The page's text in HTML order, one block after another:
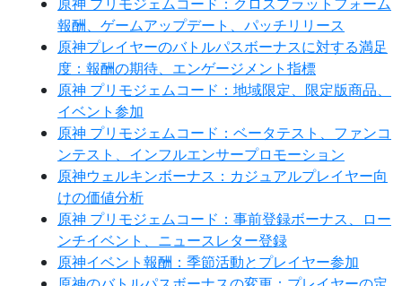
原神 プリモジェムコード：クロスプラットフォーム
報酬、ゲームアップデート、パッチリリース
原神プレイヤーのバトルパスボーナスに対する満足
度：報酬の期待、エンゲージメント指標
原神 プリモジェムコード：地域限定、限定版商品、
イベント参加
原神 プリモジェムコード：ベータテスト、ファンコ
ンテスト、インフルエンサープロモーション
原神ウェルキンボーナス：カジュアルプレイヤー向
けの価値分析
原神 プリモジェムコード：事前登録ボーナス、ロー
ンチイベント、ニュースレター登録
原神イベント報酬：季節活動とプレイヤー参加